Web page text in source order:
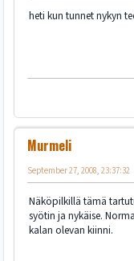
heti kun tunnet nykyn
Murmeli
September 27, 2008, 23:37:32
Näköpilkillä tämä
syötin ja nykäise.
kalan olevan kiinni.